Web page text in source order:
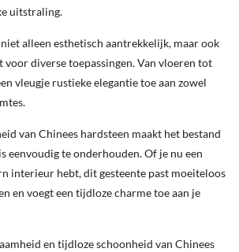
uitstraling.
alleen esthetisch aantrekkelijk, maar ook
voor diverse toepassingen. Van vloeren tot
vleugje rustieke elegantie toe aan zowel
van Chinees hardsteen maakt het bestand
eenvoudig te onderhouden. Of je nu een
interieur hebt, dit gesteente past moeiteloos
en voegt een tijdloze charme toe aan je
en tijdloze schoonheid van Chinees